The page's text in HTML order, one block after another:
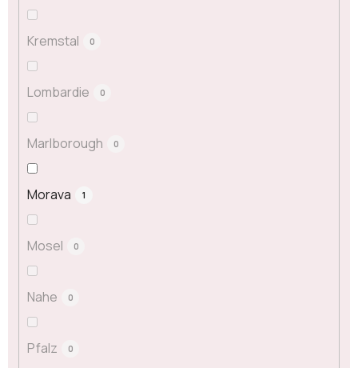
Kremstal 0
Lombardie 0
Marlborough 0
Morava 1
Mosel 0
Nahe 0
Pfalz 0